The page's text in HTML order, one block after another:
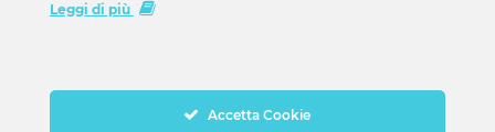
Leggi di più
Accetta Cookie